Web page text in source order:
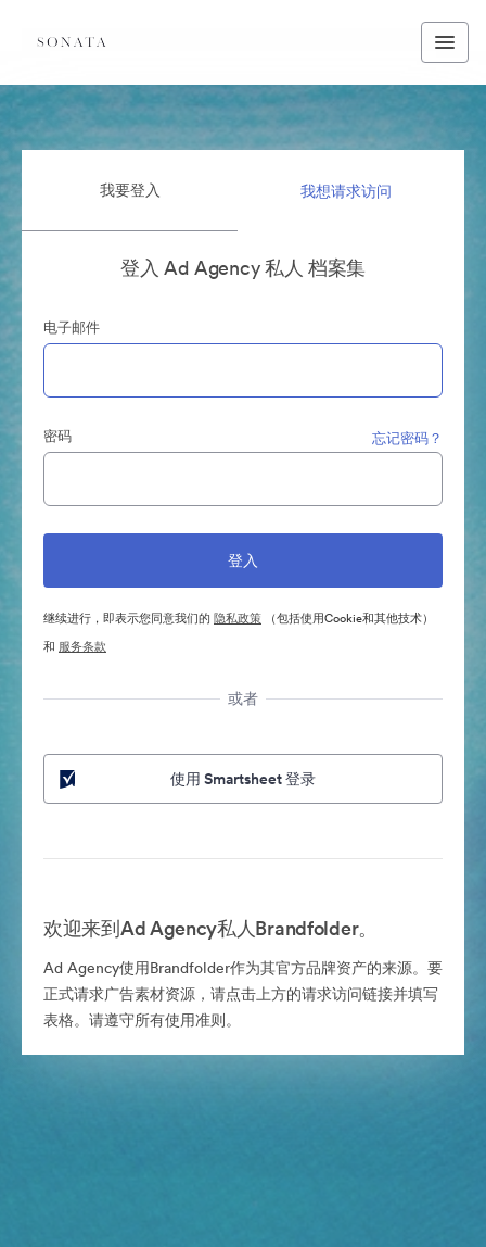
我要登入 我想请求访问
登入 Ad Agency 私人 档案集
电子邮件
密码 忘记密码？
继续进行，即表示您同意我们的 隐私政策 （包括使用Cookie和其他技术）
和 服务条款
或者
使用 Smartsheet 登录
欢迎来到Ad Agency私人Brandfolder。
Ad Agency使用Brandfolder作为其官方品牌资产的来源。要
正式请求广告素材资源，请点击上方的请求访问链接并填写
表格。请遵守所有使用准则。